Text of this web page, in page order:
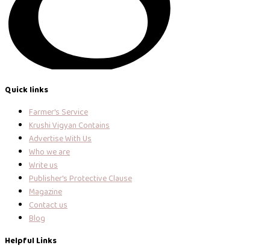
Quick links
Farmer's Service
Krushi Vigyan Contains
Advertise With Us
Who we are
Write us
Publisher's Protective Clause
Magazine
Contact us
Blog
Helpful Links